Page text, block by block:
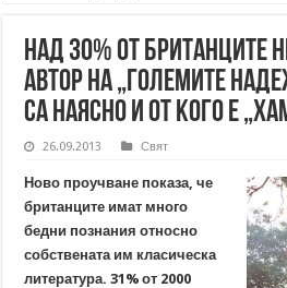
Над 30% от британците
автор на „Големите
са наясно и от кого е
26.09.2013 Свят
Ново проучване показа, че
британците имат много
бедни познания относно
собствената им класическа
литература. 31% от 2000